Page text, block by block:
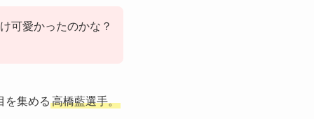
可愛かったのかな？
を集める 高橋藍選手。